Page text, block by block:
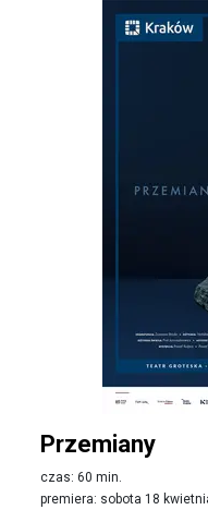
Przemiany
czas: 60 min.
premiera: sobota 18